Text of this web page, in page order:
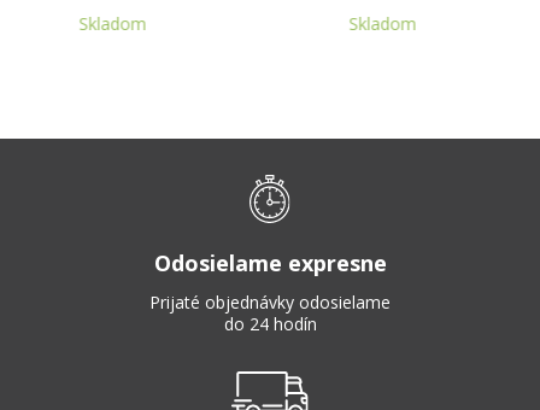
Odosielame expresne
Prijaté objednávky odosielame
do 24 hodín